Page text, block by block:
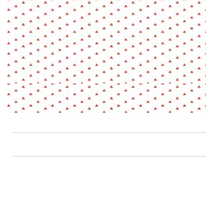
Patrimoine
Paysage
Société
Transition écologique
Urbanisme
Revue